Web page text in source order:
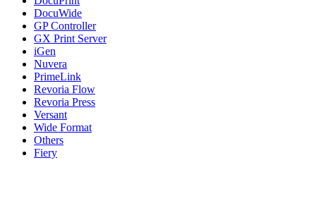
DocuWide
GP Controller
GX Print Server
iGen
Nuvera
PrimeLink
Revoria Flow
Revoria Press
Versant
Wide Format
Others
Fiery